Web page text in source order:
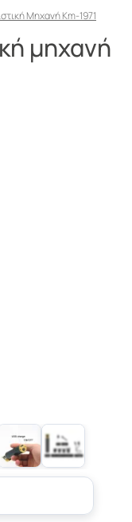
Μηχανή Km-1971
μηχανή
+8